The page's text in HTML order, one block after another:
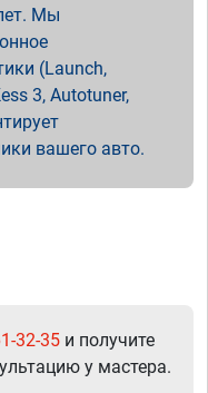
Мы
(Launch,
3, Autotuner,
вашего авто.
32-35 и получите
у мастера.